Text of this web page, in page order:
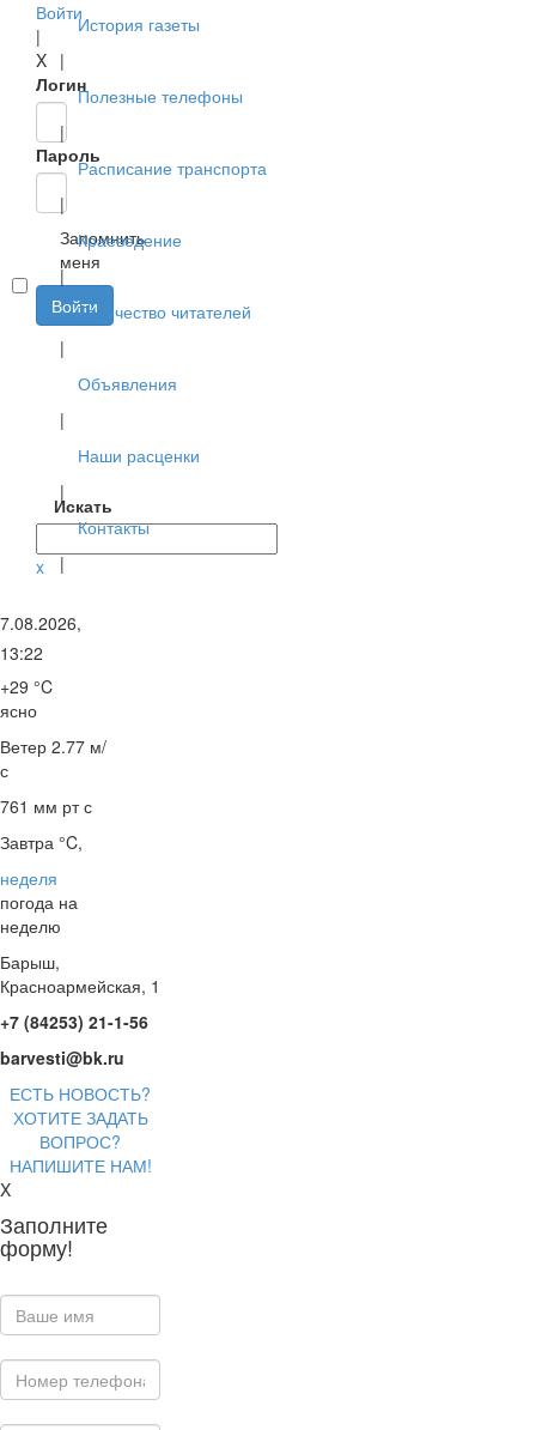
Войти
|
X
Логин
Пароль
Запомнить
меня
Войти
Искать
x
История газеты
|
Полезные телефоны
|
Расписание транспорта
|
Краеведение
|
Творчество читателей
|
Объявления
|
Наши расценки
|
Контакты
|
7.08.2026,
13:22
+29 °C
ясно
Ветер 2.77 м/
с
761 мм рт с
Завтра °C,
неделя
погода на
неделю
Барыш,
Красноармейская, 1
+7 (84253) 21-1-56
barvesti@bk.ru
ЕСТЬ НОВОСТЬ?
ХОТИТЕ ЗАДАТЬ
ВОПРОС?
НАПИШИТЕ НАМ!
X
Заполните
форму!